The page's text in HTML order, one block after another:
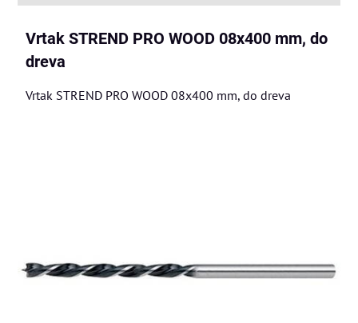
Vrtak STREND PRO WOOD 08x400 mm, do
dreva
Vrtak STREND PRO WOOD 08x400 mm, do dreva